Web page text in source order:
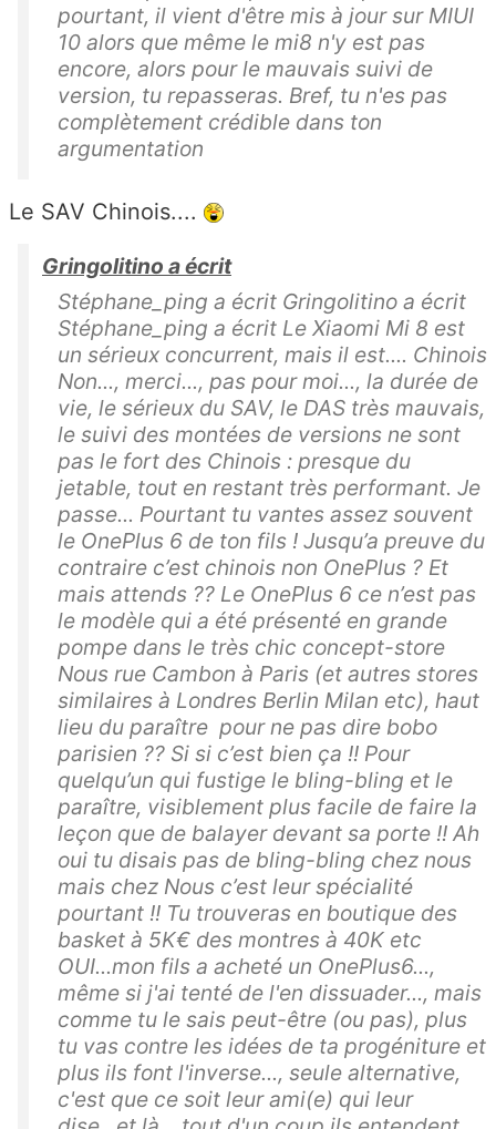
pourtant, il vient d'être mis à jour sur MIUI
10 alors que même le mi8 n'y est pas
encore, alors pour le mauvais suivi de
version, tu repasseras. Bref, tu n'es pas
complètement crédible dans ton
argumentation
Le SAV Chinois....
Gringolitino a écrit
Stéphane_ping a écrit Gringolitino a écrit
Stéphane_ping a écrit Le Xiaomi Mi 8 est
un sérieux concurrent, mais il est.... Chinois
Non..., merci..., pas pour moi..., la durée de
vie, le sérieux du SAV, le DAS très mauvais,
le suivi des montées de versions ne sont
pas le fort des Chinois : presque du
jetable, tout en restant très performant. Je
passe... Pourtant tu vantes assez souvent
le OnePlus 6 de ton fils ! Jusqu’a preuve du
contraire c’est chinois non OnePlus ? Et
mais attends ?? Le OnePlus 6 ce n’est pas
le modèle qui a été présenté en grande
pompe dans le très chic concept-store
Nous rue Cambon à Paris (et autres stores
similaires à Londres Berlin Milan etc), haut
lieu du paraître pour ne pas dire bobo
parisien ?? Si si c’est bien ça !! Pour
quelqu’un qui fustige le bling-bling et le
paraître, visiblement plus facile de faire la
leçon que de balayer devant sa porte !! Ah
oui tu disais pas de bling-bling chez nous
mais chez Nous c’est leur spécialité
pourtant !! Tu trouveras en boutique des
basket à 5K€ des montres à 40K etc
OUI...mon fils a acheté un OnePlus6...,
même si j'ai tenté de l'en dissuader..., mais
comme tu le sais peut-être (ou pas), plus
tu vas contre les idées de ta progéniture et
plus ils font l'inverse..., seule alternative,
c'est que ce soit leur ami(e) qui leur